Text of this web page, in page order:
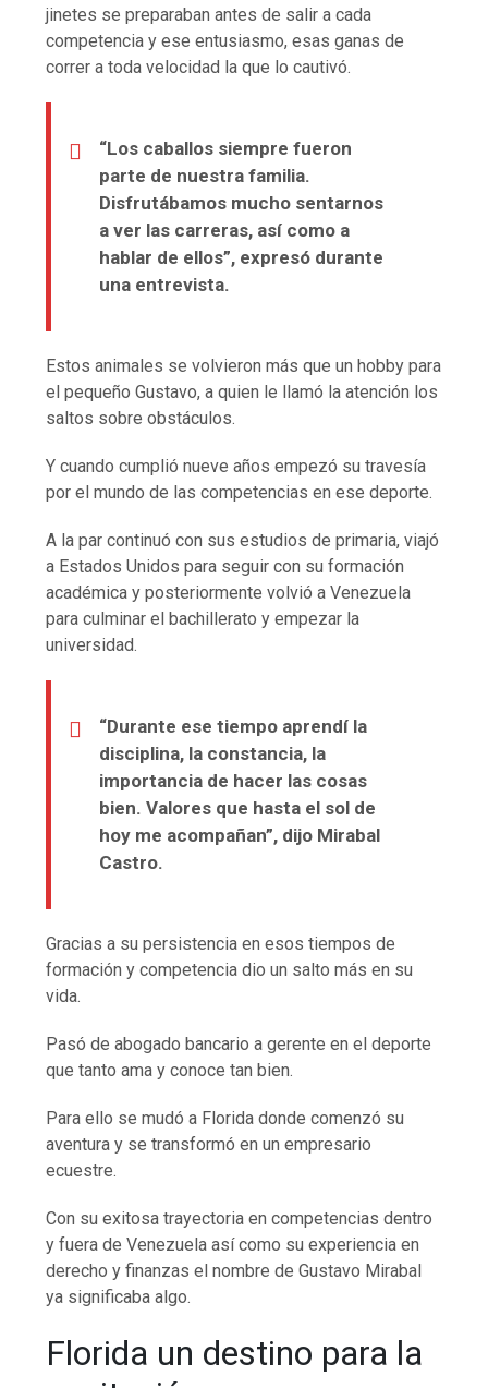
jinetes se preparaban antes de salir a cada
competencia y ese entusiasmo, esas ganas de
correr a toda velocidad la que lo cautivó.
“Los caballos siempre fueron
parte de nuestra familia.
Disfrutábamos mucho sentarnos
a ver las carreras, así como a
hablar de ellos”, expresó durante
una entrevista.
Estos animales se volvieron más que un hobby para
el pequeño Gustavo, a quien le llamó la atención los
saltos sobre obstáculos.
Y cuando cumplió nueve años empezó su travesía
por el mundo de las competencias en ese deporte.
A la par continuó con sus estudios de primaria, viajó
a Estados Unidos para seguir con su formación
académica y posteriormente volvió a Venezuela
para culminar el bachillerato y empezar la
universidad.
“Durante ese tiempo aprendí la
disciplina, la constancia, la
importancia de hacer las cosas
bien. Valores que hasta el sol de
hoy me acompañan”, dijo Mirabal
Castro.
Gracias a su persistencia en esos tiempos de
formación y competencia dio un salto más en su
vida.
Pasó de abogado bancario a gerente en el deporte
que tanto ama y conoce tan bien.
Para ello se mudó a Florida donde comenzó su
aventura y se transformó en un empresario
ecuestre.
Con su exitosa trayectoria en competencias dentro
y fuera de Venezuela así como su experiencia en
derecho y finanzas el nombre de Gustavo Mirabal
ya significaba algo.
Florida un destino para la